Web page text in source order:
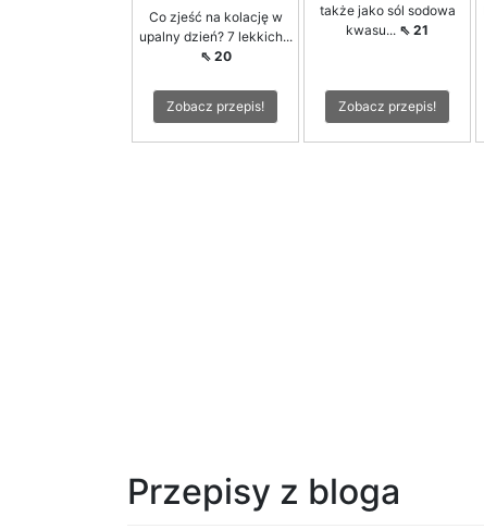
Co zjeść na kolację w
upalny dzień? 7 lekkich...
⇖ 20
Zobacz przepis!
także jako sól sodowa
kwasu... ⇖ 21
Zobacz przepis!
Przepisy z bloga